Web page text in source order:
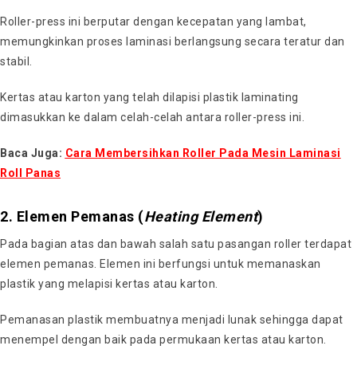
Roller-press ini berputar dengan kecepatan yang lambat,
memungkinkan proses laminasi berlangsung secara teratur dan
stabil.
Kertas atau karton yang telah dilapisi plastik laminating
dimasukkan ke dalam celah-celah antara roller-press ini.
Baca Juga: Cara Membersihkan Roller Pada Mesin Laminasi
Roll Panas
2. Elemen Pemanas (Heating Element)
Pada bagian atas dan bawah salah satu pasangan roller terdapat
elemen pemanas. Elemen ini berfungsi untuk memanaskan
plastik yang melapisi kertas atau karton.
Pemanasan plastik membuatnya menjadi lunak sehingga dapat
menempel dengan baik pada permukaan kertas atau karton.